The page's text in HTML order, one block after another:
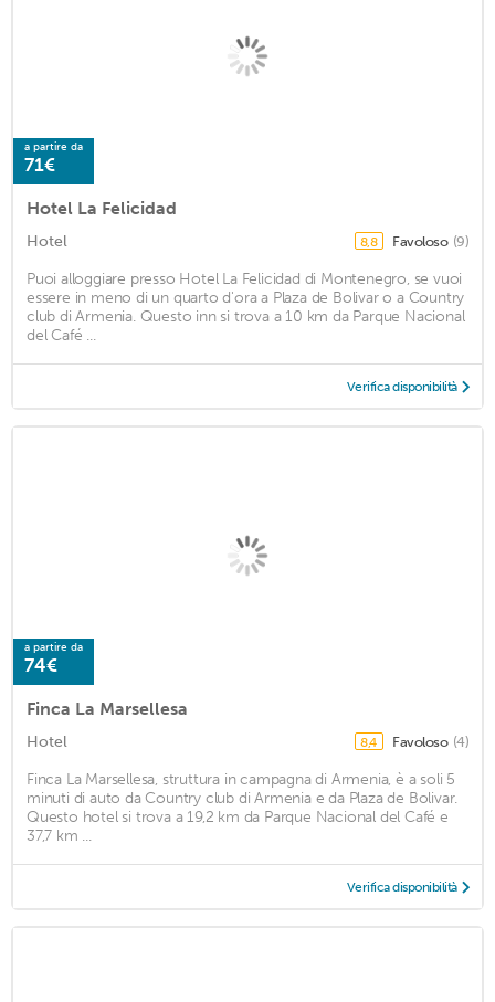
a partire da
71€
Hotel La Felicidad
Hotel 8,8 Favoloso (9)
Puoi alloggiare presso Hotel La Felicidad di Montenegro, se vuoi
essere in meno di un quarto d'ora a Plaza de Bolivar o a Country
club di Armenia. Questo inn si trova a 10 km da Parque Nacional
del Café ...
Verifica disponibilità
a partire da
74€
Finca La Marsellesa
Hotel 8,4 Favoloso (4)
Finca La Marsellesa, struttura in campagna di Armenia, è a soli 5
minuti di auto da Country club di Armenia e da Plaza de Bolivar.
Questo hotel si trova a 19,2 km da Parque Nacional del Café e
37,7 km ...
Verifica disponibilità